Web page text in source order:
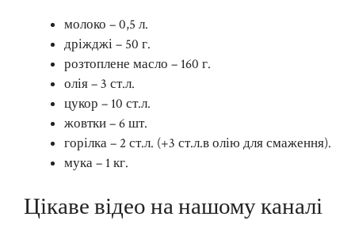
молоко – 0,5 л.
дріжджі – 50 г.
розтоплене масло – 160 г.
олія – 3 ст.л.
цукор – 10 ст.л.
жовтки – 6 шт.
горілка – 2 ст.л. (+3 ст.л.в олію для смаження).
мука – 1 кг.
Цікаве відео на нашому каналі